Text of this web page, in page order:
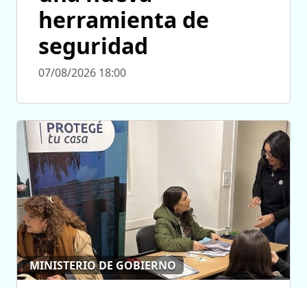
herramienta de
seguridad
07/08/2026 18:00
MINISTERIO DE GOBIERNO